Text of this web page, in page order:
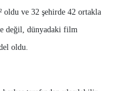
oldu ve 32 şehirde 42 ortakla
değil, dünyadaki film
oldu.